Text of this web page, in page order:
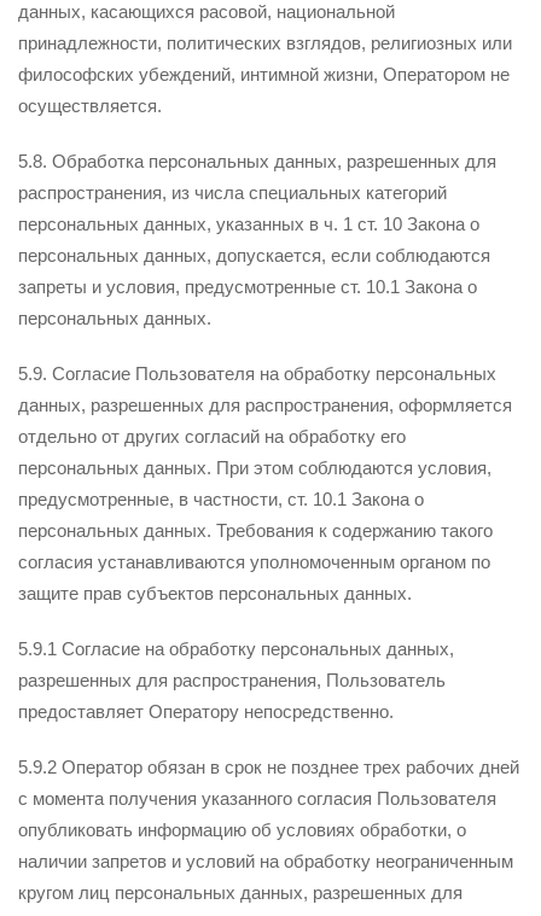
данных, касающихся расовой, национальной
принадлежности, политических взглядов, религиозных или
философских убеждений, интимной жизни, Оператором не
осуществляется.
5.8. Обработка персональных данных, разрешенных для
распространения, из числа специальных категорий
персональных данных, указанных в ч. 1 ст. 10 Закона о
персональных данных, допускается, если соблюдаются
запреты и условия, предусмотренные ст. 10.1 Закона о
персональных данных.
5.9. Согласие Пользователя на обработку персональных
данных, разрешенных для распространения, оформляется
отдельно от других согласий на обработку его
персональных данных. При этом соблюдаются условия,
предусмотренные, в частности, ст. 10.1 Закона о
персональных данных. Требования к содержанию такого
согласия устанавливаются уполномоченным органом по
защите прав субъектов персональных данных.
5.9.1 Согласие на обработку персональных данных,
разрешенных для распространения, Пользователь
предоставляет Оператору непосредственно.
5.9.2 Оператор обязан в срок не позднее трех рабочих дней
с момента получения указанного согласия Пользователя
опубликовать информацию об условиях обработки, о
наличии запретов и условий на обработку неограниченным
кругом лиц персональных данных, разрешенных для